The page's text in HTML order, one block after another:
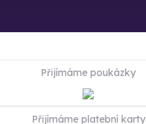
Přijímáme poukázky
Přijímáme platební karty